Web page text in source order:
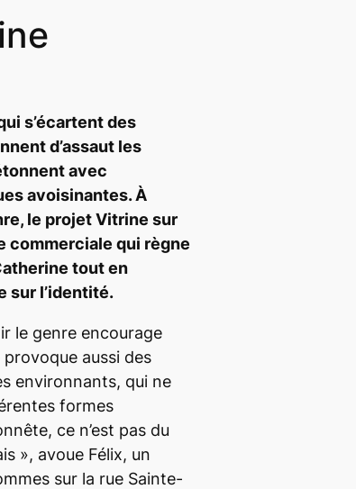
s’écartent des
d’assaut les
avec
avoisinantes. À
le projet Vitrine sur
commerciale qui règne
tout en
sur l’identité.
le genre encourage
aussi des
environnants, qui ne
formes
ce n’est pas du
», avoue Félix, un
sur la rue Sainte-